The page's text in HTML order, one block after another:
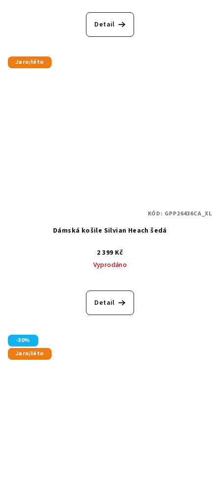
Detail
Jaro/léto
Dámská košile Silvian Heach šedá
2 399 Kč
Vyprodáno
Detail
KÓD: GPP26436CA_XL
-30%
Jaro/léto